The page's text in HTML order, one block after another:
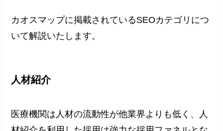
カオスマップに掲載されているSEOカテゴリにつ
いて解説いたします。
人材紹介
医療機関は人材の流動性が他業界よりも低く、人